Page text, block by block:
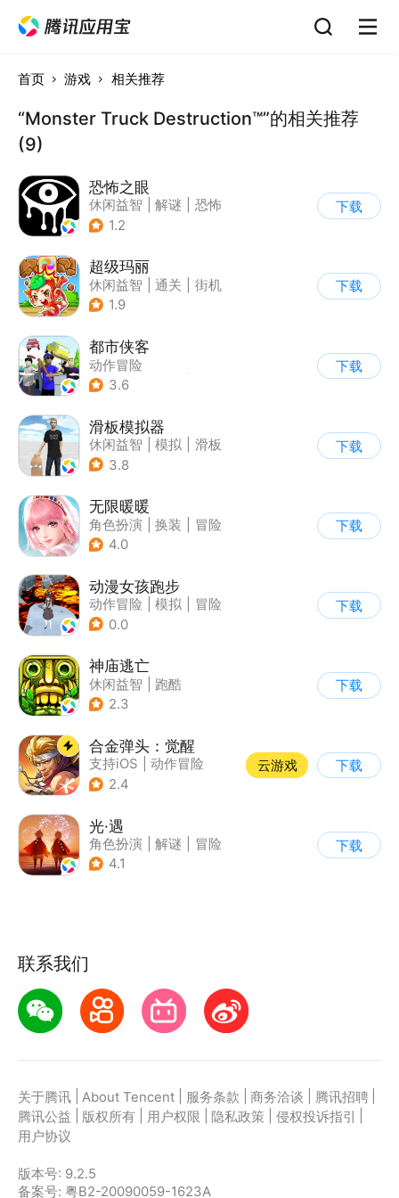
首页 游戏 相关推荐
“Monster Truck Destruction™”的相关推荐
(9)
恐怖之眼
休闲益智 解谜
恐怖
| 单机
1.2
下载
超级玛丽
休闲益智 通关
街机
| 儿童游戏
1.9
下载
都市侠客
动作冒险
| 第一人称射击
3.6
下载
滑板模拟器
休闲益智 模拟
滑板
| 卡通
3.8
下载
无限暖暖
角色扮演 换装
冒险
| 开放世界
4.0
下载
动漫女孩跑步
动作冒险 模拟
冒险
| 二次元
0.0
下载
神庙逃亡
休闲益智
跑酷
| 欧美风
2.3
下载
合金弹头：觉醒
支持iOS
动作冒险
| 射击
2.4
云游戏 下载
光·遇
角色扮演 解谜
冒险
| 开放世界
4.1
下载
联系我们
关于腾讯 About Tencent 服务条款 商务洽谈 腾讯招聘
腾讯公益
版权所有 用户权限 隐私政策 侵权投诉指引
用户协议
版本号: 9.2.5
备案号: 粤B2-20090059-1623A